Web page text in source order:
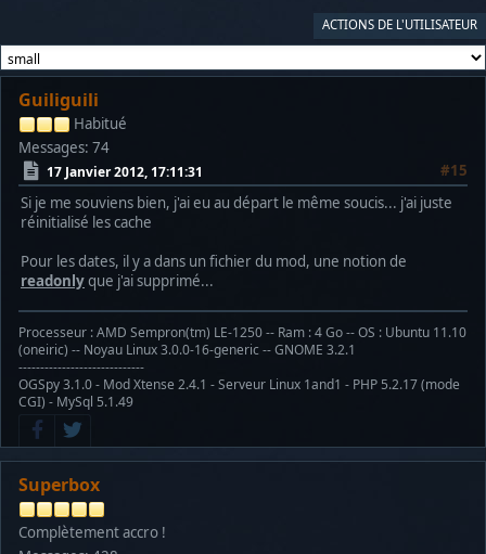
ACTIONS DE L'UTILISATEUR
Guiliguili
Habitué
Messages: 74
17 Janvier 2012, 17:11:31
#15
Si je me souviens bien, j'ai eu au départ le même soucis... j'ai juste
réinitialisé les cache
Pour les dates, il y a dans un fichier du mod, une notion de
readonlyque j'ai supprimé...
Processeur : AMD Sempron(tm) LE-1250 -- Ram : 4 Go -- OS : Ubuntu 11.10
(oneiric) -- Noyau Linux 3.0.0-16-generic -- GNOME 3.2.1
-----------------------------
OGSpy 3.1.0 - Mod Xtense 2.4.1 - Serveur Linux 1and1 - PHP 5.2.17 (mode
CGI) - MySql 5.1.49
Superbox
Complètement accro !